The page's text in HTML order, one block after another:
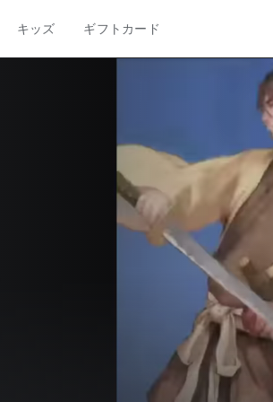
キッズ ギフトカード